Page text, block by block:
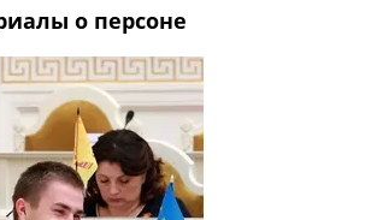
о персоне